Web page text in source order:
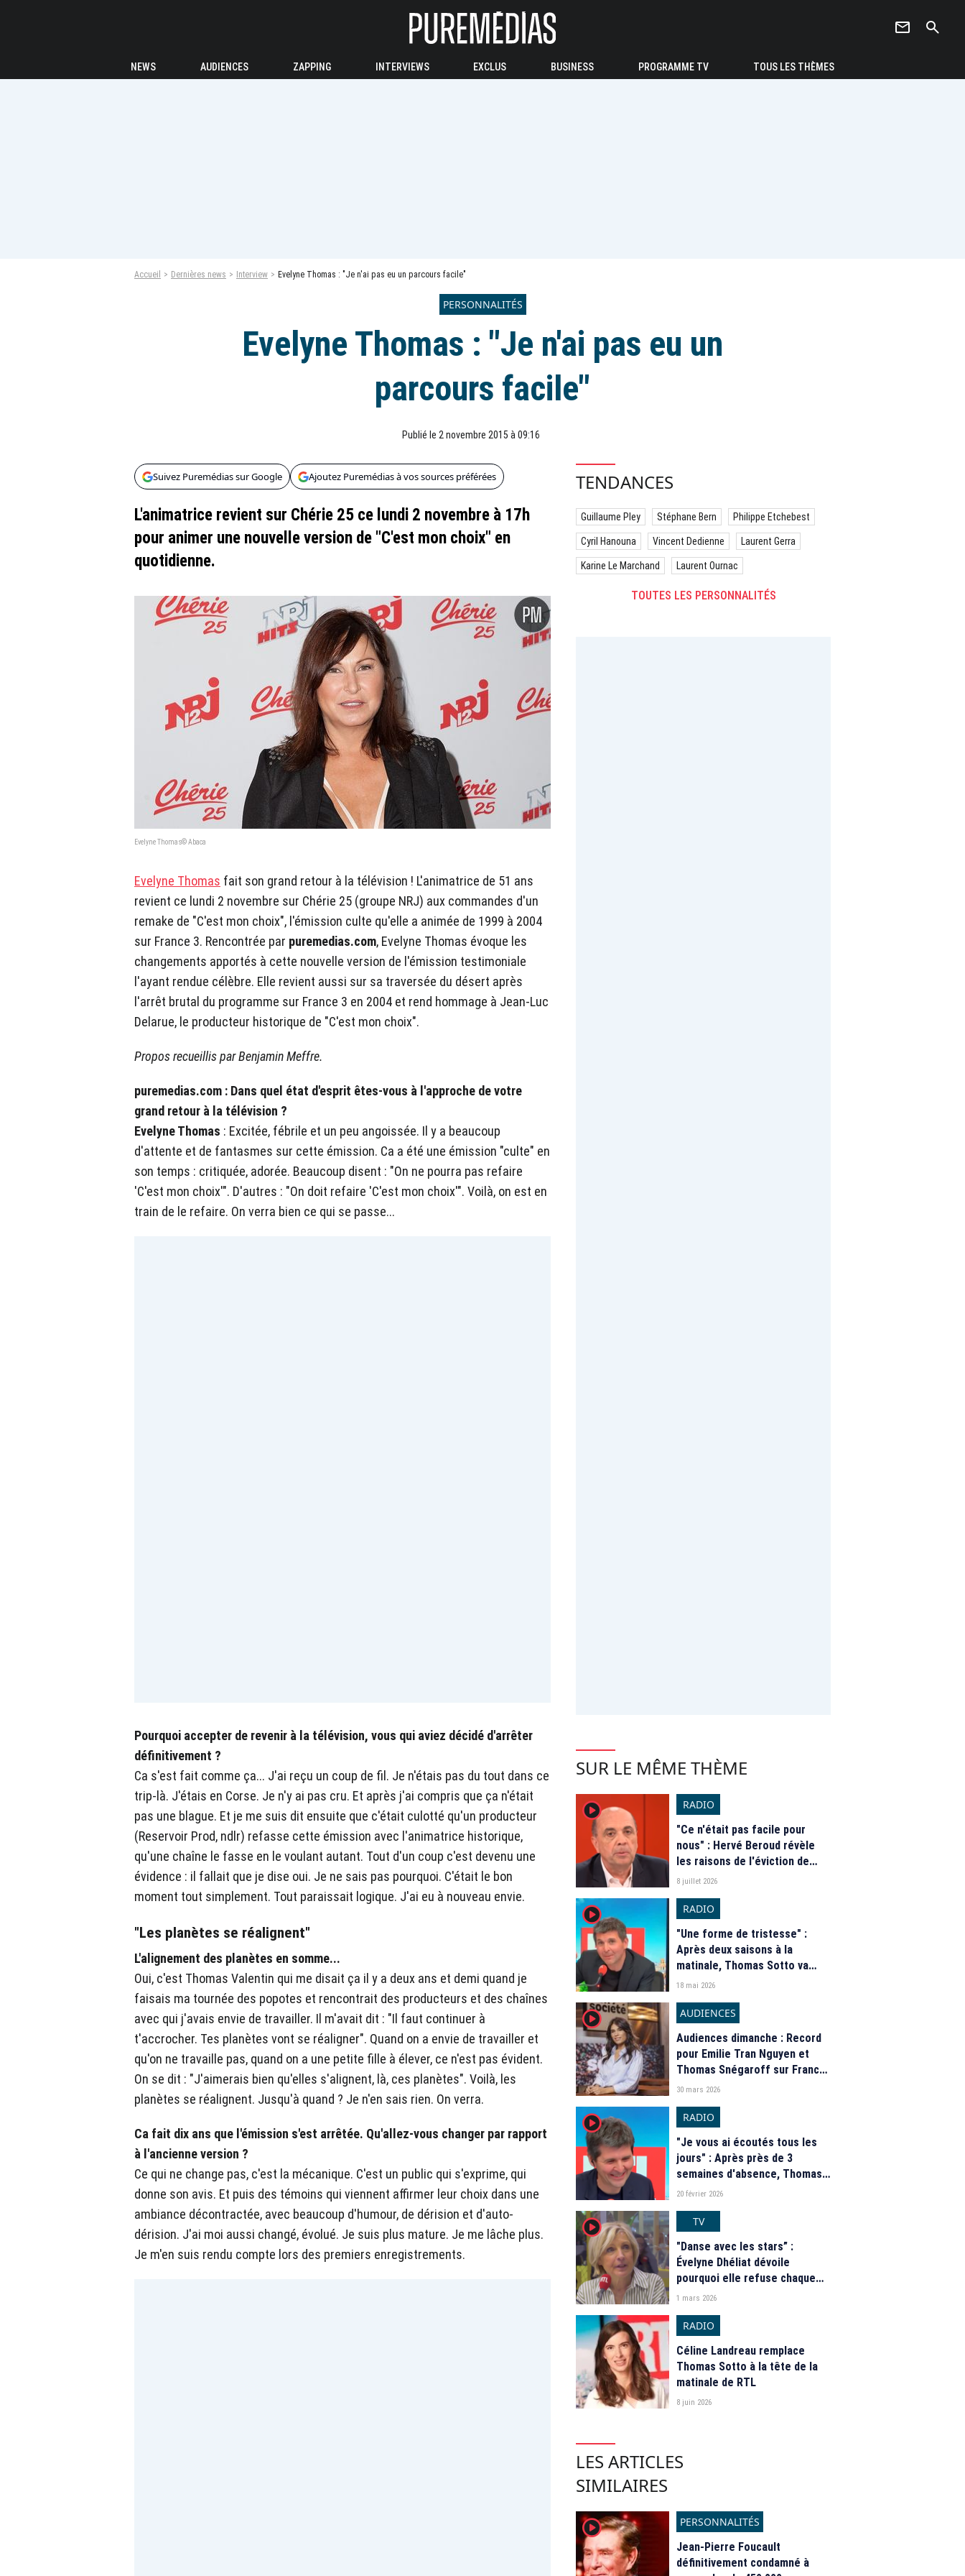
newsletter search
NEWS AUDIENCES ZAPPING INTERVIEWS EXCLUS BUSINESS PROGRAMME TV TOUS LES THÈMES
Accueil Dernières news Interview Evelyne Thomas : "Je n'ai pas eu un parcours facile"
PERSONNALITÉS
Evelyne Thomas : "Je n'ai pas eu un
parcours facile"
Publié le 2 novembre 2015 à 09:16
Suivez Puremédias sur Google Ajoutez Puremédias à vos sources préférées
L'animatrice revient sur Chérie 25 ce lundi 2 novembre à 17h
pour animer une nouvelle version de "C'est mon choix" en
quotidienne.
Evelyne Thomas© Abaca
Evelyne Thomas fait son grand retour à la télévision ! L'animatrice de 51 ans
revient ce lundi 2 novembre sur Chérie 25 (groupe NRJ) aux commandes d'un
remake de "C'est mon choix", l'émission culte qu'elle a animée de 1999 à 2004
sur France 3. Rencontrée par puremedias.com, Evelyne Thomas évoque les
changements apportés à cette nouvelle version de l'émission testimoniale
l'ayant rendue célèbre. Elle revient aussi sur sa traversée du désert après
l'arrêt brutal du programme sur France 3 en 2004 et rend hommage à Jean-Luc
Delarue, le producteur historique de "C'est mon choix".
Propos recueillis par Benjamin Meffre.
puremedias.com : Dans quel état d'esprit êtes-vous à l'approche de votre
grand retour à la télévision ?
Evelyne Thomas : Excitée, fébrile et un peu angoissée. Il y a beaucoup
d'attente et de fantasmes sur cette émission. Ca a été une émission "culte" en
son temps : critiquée, adorée. Beaucoup disent : "On ne pourra pas refaire
'C'est mon choix'". D'autres : "On doit refaire 'C'est mon choix'". Voilà, on est en
train de le refaire. On verra bien ce qui se passe...
Pourquoi accepter de revenir à la télévision, vous qui aviez décidé d'arrêter
définitivement ?
Ca s'est fait comme ça... J'ai reçu un coup de fil. Je n'étais pas du tout dans ce
trip-là. J'étais en Corse. Je n'y ai pas cru. Et après j'ai compris que ça n'était
pas une blague. Et je me suis dit ensuite que c'était culotté qu'un producteur
(Reservoir Prod, ndlr) refasse cette émission avec l'animatrice historique,
qu'une chaîne le fasse en le voulant autant. Tout d'un coup c'est devenu une
évidence : il fallait que je dise oui. Je ne sais pas pourquoi. C'était le bon
moment tout simplement. Tout paraissait logique. J'ai eu à nouveau envie.
"Les planètes se réalignent"
L'alignement des planètes en somme...
Oui, c'est Thomas Valentin qui me disait ça il y a deux ans et demi quand je
faisais ma tournée des popotes et rencontrait des producteurs et des chaînes
avec qui j'avais envie de travailler. Il m'avait dit : "Il faut continuer à
t'accrocher. Tes planètes vont se réaligner". Quand on a envie de travailler et
qu'on ne travaille pas, quand on a une petite fille à élever, ce n'est pas évident.
On se dit : "J'aimerais bien qu'elles s'alignent, là, ces planètes". Voilà, les
planètes se réalignent. Jusqu'à quand ? Je n'en sais rien. On verra.
Ca fait dix ans que l'émission s'est arrêtée. Qu'allez-vous changer par rapport
à l'ancienne version ?
Ce qui ne change pas, c'est la mécanique. C'est un public qui s'exprime, qui
donne son avis. Et puis des témoins qui viennent affirmer leur choix dans une
ambiance décontractée, avec beaucoup d'humour, de dérision et d'auto-
dérision. J'ai moi aussi changé, évolué. Je suis plus mature. Je me lâche plus.
Je m'en suis rendu compte lors des premiers enregistrements.
TENDANCES
Guillaume Pley Stéphane Bern Philippe Etchebest
Cyril Hanouna Vincent Dedienne Laurent Gerra
Karine Le Marchand Laurent Ournac
TOUTES LES PERSONNALITÉS
SUR LE MÊME THÈME
player2
RADIO
"Ce n'était pas facile pour
nous" : Hervé Beroud révèle
les raisons de l'éviction de
Thomas Sotto de la matinale
8 juillet 2026
player2
RADIO
"Une forme de tristesse" :
Après deux saisons à la
matinale, Thomas Sotto va
quitter RTL à la fin de la saison
18 mai 2026
player2
AUDIENCES
Audiences dimanche : Record
pour Emilie Tran Nguyen et
Thomas Snégaroff sur France
5, Anne-Sophie Lapix dans le
30 mars 2026
player2
RADIO
"Je vous ai écoutés tous les
jours" : Après près de 3
semaines d'absence, Thomas
Sotto a fait son retour à la
20 février 2026
player2
TV
"Danse avec les stars” :
Évelyne Dhéliat dévoile
pourquoi elle refuse chaque
année de participer à
1 mars 2026
RADIO
Céline Landreau remplace
Thomas Sotto à la tête de la
matinale de RTL
8 juin 2026
LES ARTICLES
SIMILAIRES
player2
PERSONNALITÉS
Jean-Pierre Foucault
définitivement condamné à